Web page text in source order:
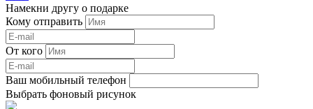
Намекни другу о подарке
Кому отправить
От кого
Ваш мобильный телефон
Выбрать фоновый рисунок